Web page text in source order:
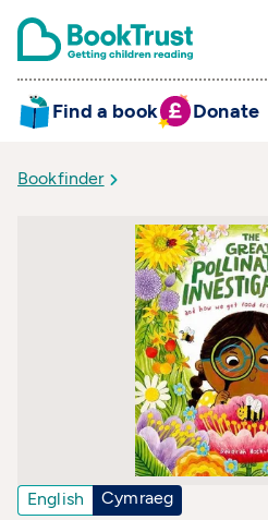
Find a book Donate
Bookfinder
English Cymraeg